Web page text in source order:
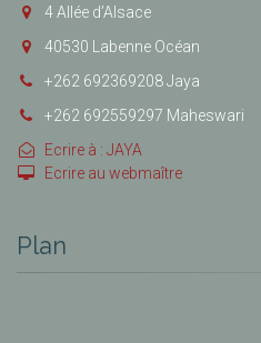
4 Allée d’Alsace
40530 Labenne Océan
+262 692369208 Jaya
+262 692559297 Maheswari
Ecrire à : JAYA
Ecrire au webmaître
Plan